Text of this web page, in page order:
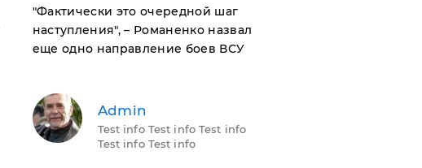
​"Фактически это очередной шаг
наступления", – Романенко назвал
еще одно направление боев ВСУ
Admin
Test info Test info Test info
Test info Test info